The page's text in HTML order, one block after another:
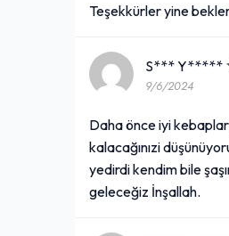
Teşekkürler yine
S*** Y*****
9/6/2024
Daha önce iyi
kalacağınızi
yedirdi kendim bile
geleceğiz İnşallah.